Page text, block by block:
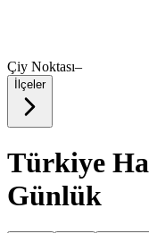
Çiy Noktası–
İlçeler
Türkiye
Günlük